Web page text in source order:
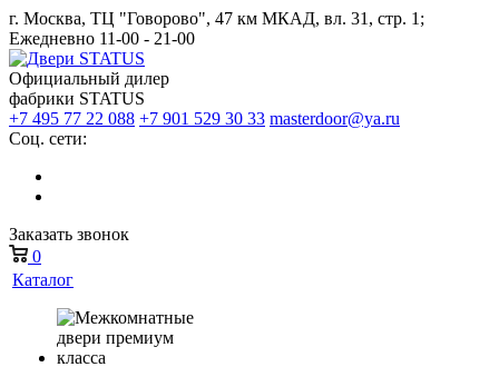
г. Москва, ТЦ "Говорово", 47 км МКАД, вл. 31, стр. 1;
Ежедневно 11-00 - 21-00
Официальный дилер
фабрики STATUS
+7 495 77 22 088 +7 901 529 30 33 masterdoor@ya.ru
Соц. сети:
Заказать звонок
0
Каталог